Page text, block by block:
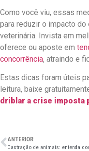
Como você viu, essas
para reduzir o impacto
veterinária. Invista em
oferece ou aposte em
concorrência, atraindo e
Estas dicas foram úteis
leitura, baixe
driblar a crise imposta
ANTERIOR